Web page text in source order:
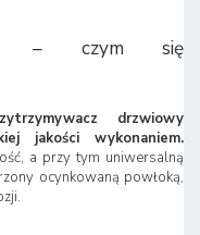
– czym się
drzwiowy
jakości wykonaniem.
a przy tym uniwersalną
ocynkowaną powłoką,